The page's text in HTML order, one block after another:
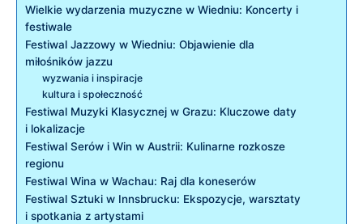
Wielkie wydarzenia muzyczne w Wiedniu: Koncerty i
festiwale
Festiwal Jazzowy w Wiedniu: Objawienie dla
miłośników jazzu
wyzwania i inspiracje
kultura i społeczność
Festiwal Muzyki​ Klasycznej ⁢w Grazu: Kluczowe daty
⁢i lokalizacje
Festiwal Serów i Win w ‌Austrii: Kulinarne rozkosze
regionu
Festiwal Wina w Wachau: Raj dla koneserów
Festiwal ‍Sztuki ‍w Innsbrucku: Ekspozycje, warsztaty
i spotkania z‌ artystami